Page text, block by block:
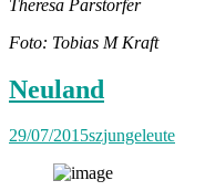
Theresa Parstorfer
Foto: Tobias M Kraft
Neuland
29/07/2015szjungeleute